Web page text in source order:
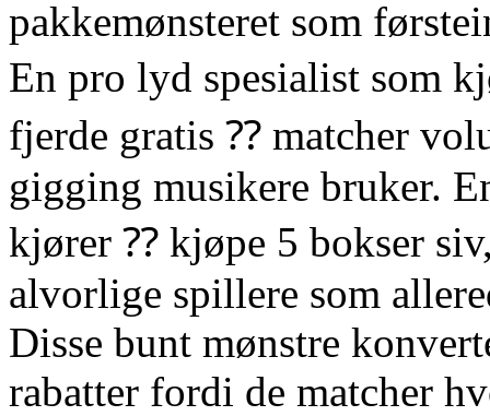
pakkemønsteret som
En pro lyd spesialist som
fjerde gratis ⁇ matcher
gigging musikere bruker.
kjører ⁇ kjøpe 5 bokser
alvorlige spillere som
Disse bunt mønstre
rabatter fordi de matcher